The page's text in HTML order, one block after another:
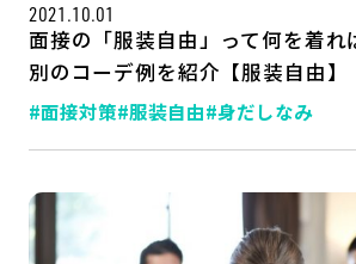
2021.10.01
面接の「服装自由」って何を着れ
別のコーデ例を紹介【服装自由】
#面接対策#服装自由#身だしなみ